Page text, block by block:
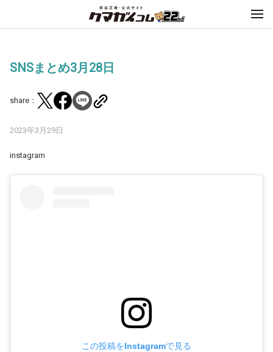
SNSまとめ3月28日
share：
2023年3月29日
instagram
この投稿をInstagramで見る